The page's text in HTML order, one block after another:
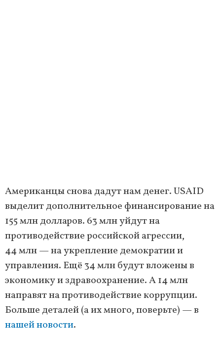
Американцы снова дадут нам денег. USAID
выделит дополнительное финансирование на
155 млн долларов. 63 млн уйдут на
противодействие российской агрессии,
44 млн — на укрепление демократии и
управления. Ещё 34 млн будут вложены в
экономику и здравоохранение. А 14 млн
направят на противодействие коррупции.
Больше деталей (а их много, поверьте) — в
нашей новости.